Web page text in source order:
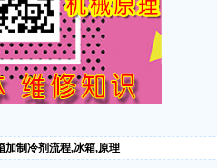
加制冷剂流程,冰箱,原理